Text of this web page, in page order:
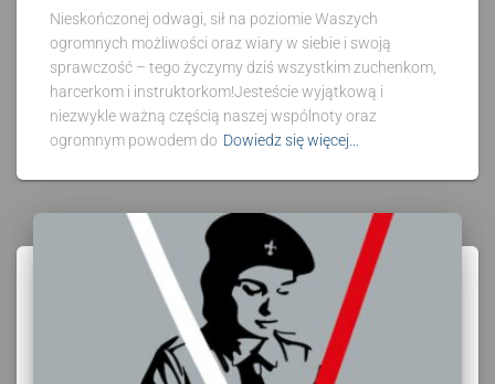
Nieskończonej odwagi, sił na poziomie Waszych
ogromnych możliwości oraz wiary w siebie i swoją
sprawczość – tego życzymy dziś wszystkim zuchenkom,
harcerkom i instruktorkom!Jesteście wyjątkową i
niezwykle ważną częścią naszej wspólnoty oraz
ogromnym powodem do Dowiedz się więcej…